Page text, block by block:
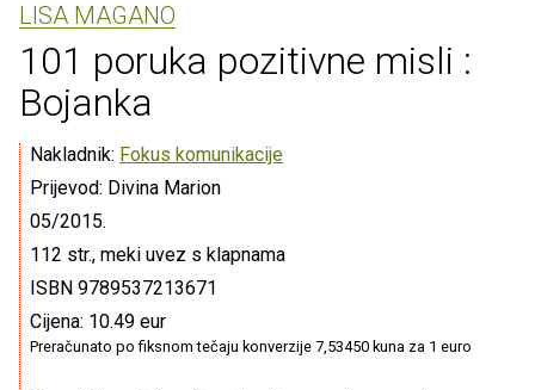
LISA MAGANO
101 poruka pozitivne misli :
Bojanka
Nakladnik: Fokus komunikacije
Prijevod: Divina Marion
05/2015.
112 str., meki uvez s klapnama
ISBN 9789537213671
Cijena: 10.49 eur
Preračunato po fiksnom tečaju konverzije 7,53450 kuna za 1 euro